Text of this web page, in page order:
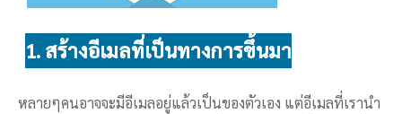
1. สร้างอีเมลที่เป็นทางการขึ้นมา
หลายๆคนอาจจะมีอีเมลอยู่แล้วเป็นของตัวเอง แต่อีเมลที่เรานำ